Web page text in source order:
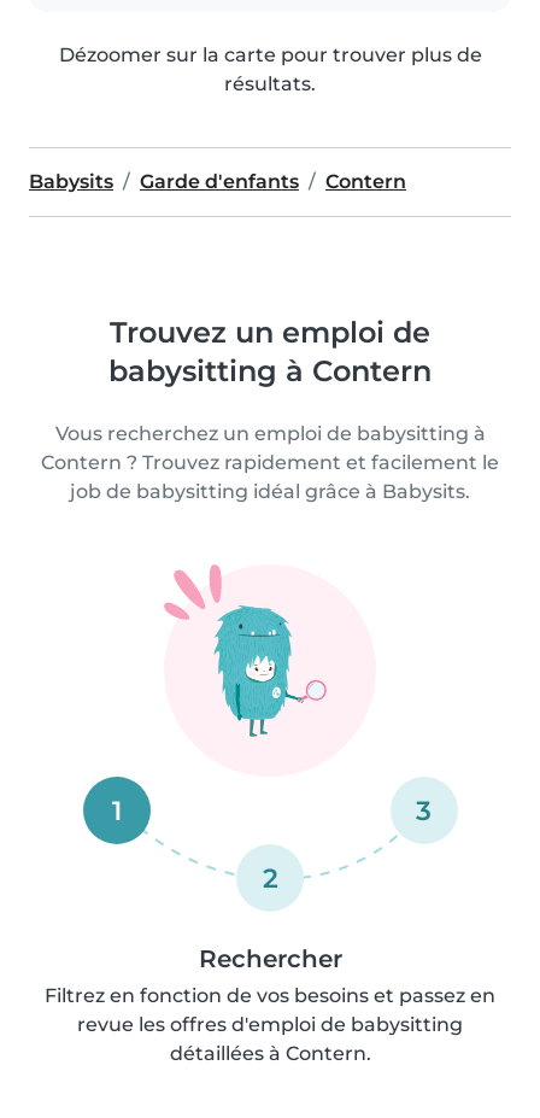
Dézoomer sur la carte pour trouver plus de
résultats.
Babysits Garde d'enfants Contern
Trouvez un emploi de
babysitting à Contern
Vous recherchez un emploi de babysitting à
Contern ? Trouvez rapidement et facilement le
job de babysitting idéal grâce à Babysits.
1
2
3
Rechercher
Filtrez en fonction de vos besoins et passez en
revue les offres d'emploi de babysitting
détaillées à Contern.